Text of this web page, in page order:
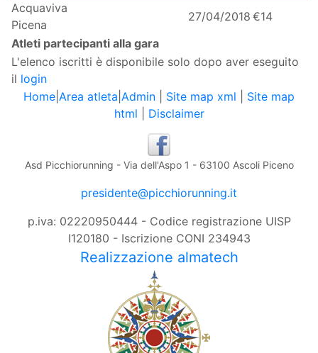
Acquaviva
Picena
27/04/2018 €14
Atleti partecipanti alla gara
L'elenco iscritti è disponibile solo dopo aver eseguito
il login
Home Area atleta Admin Site map xml
Site map
html
Disclaimer
Asd Picchiorunning - Via dell'Aspo 1 - 63100 Ascoli Piceno
presidente@picchiorunning.it
p.iva: 02220950444 - Codice registrazione UISP
I120180 - Iscrizione CONI 234943
Realizzazione almatech